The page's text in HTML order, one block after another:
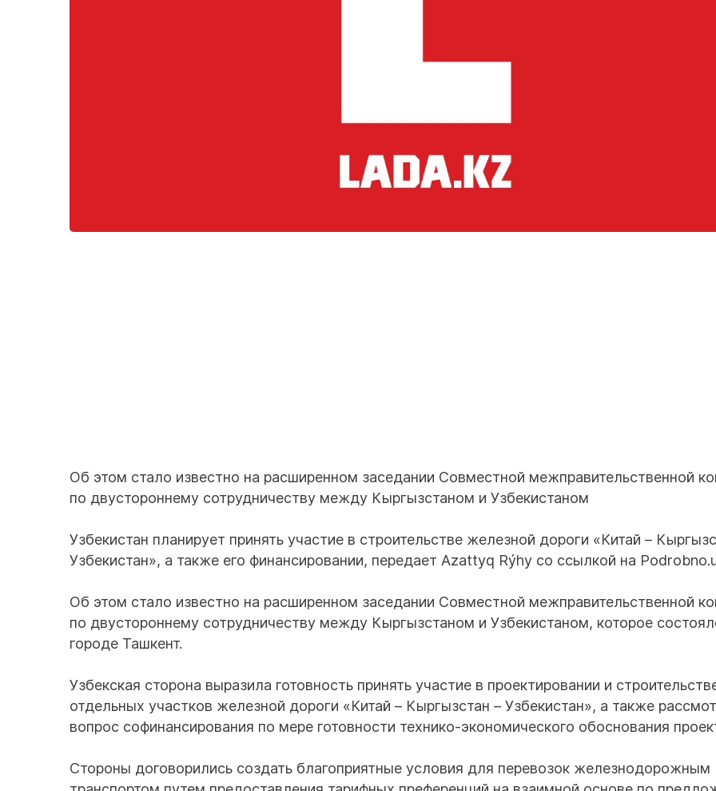
Об этом стало известно на расширенном заседании Совместной межправительственной
по двустороннему сотрудничеству между Кыргызстаном и Узбекистаном
Узбекистан планирует принять участие в строительстве железной дороги «Китай –
Узбекистан», а также его финансировании, передает Azattyq Rýhy со ссылкой на
Об этом стало известно на расширенном заседании Совместной межправительственной
по двустороннему сотрудничеству между Кыргызстаном и Узбекистаном, которое
городе Ташкент.
Узбекская сторона выразила готовность принять участие в проектировании и
отдельных участков железной дороги «Китай – Кыргызстан – Узбекистан», а также
вопрос софинансирования по мере готовности технико-экономического обоснования
Стороны договорились создать благоприятные условия для перевозок железнодорожным